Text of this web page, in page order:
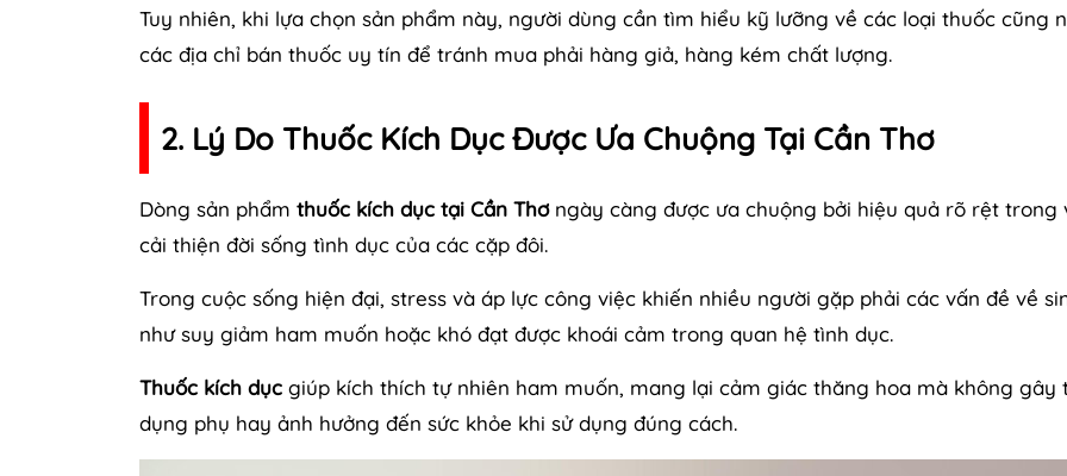
Tuy nhiên, khi lựa chọn sản phẩm này, người dùng cần tìm hiểu kỹ lưỡng về các loại thuốc cũng
các địa chỉ bán thuốc uy tín để tránh mua phải hàng giả, hàng kém chất lượng.
2. Lý Do Thuốc Kích Dục Được Ưa Chuộng Tại Cần Thơ
Dòng sản phẩm thuốc kích dục tại Cần Thơngày càng được ưa chuộng bởi hiệu quả rõ rệt trong
cải thiện đời sống tình dục của các cặp đôi.
Trong cuộc sống hiện đại, stress và áp lực công việc khiến nhiều người gặp phải các vấn đề về
như suy giảm ham muốn hoặc khó đạt được khoái cảm trong quan hệ tình dục.
Thuốc kích dục giúp kích thích tự nhiên ham muốn, mang lại cảm giác thăng hoa mà không gây
dụng phụ hay ảnh hưởng đến sức khỏe khi sử dụng đúng cách.